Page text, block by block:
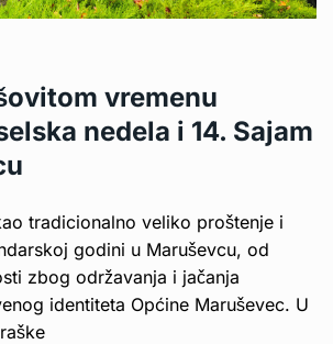
vremenu
nedela i 14. Sajam
tradicionalno veliko proštenje i
godini u Maruševcu, od
zbog održavanja i jačanja
identiteta Općine Maruševec. U